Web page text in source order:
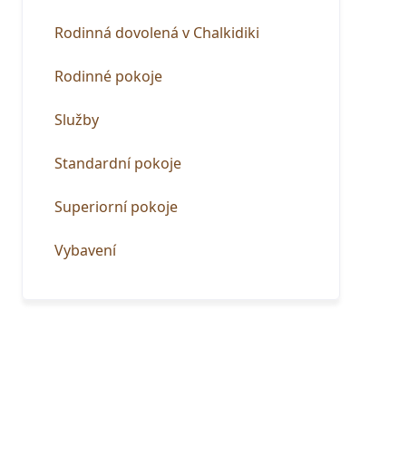
Rodinná dovolená v Chalkidiki
Rodinné pokoje
Služby
Standardní pokoje
Superiorní pokoje
Vybavení